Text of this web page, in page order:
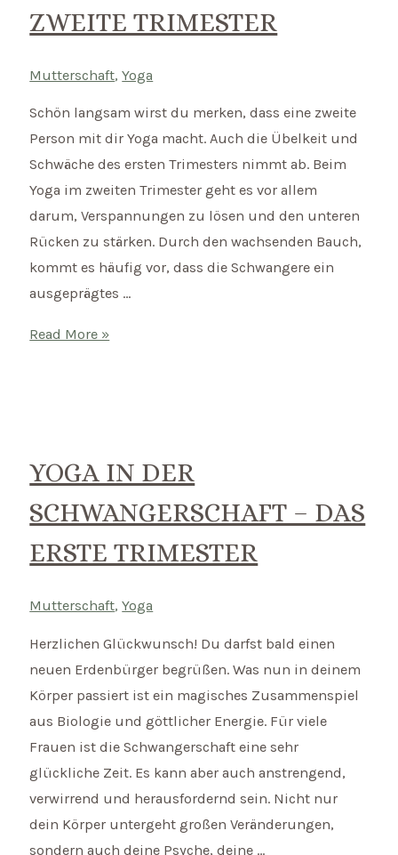
ZWEITE TRIMESTER
Mutterschaft,Yoga
Schön langsam wirst du merken, dass eine zweite
Person mit dir Yoga macht. Auch die Übelkeit und
Schwäche des ersten Trimesters nimmt ab. Beim
Yoga im zweiten Trimester geht es vor allem
darum, Verspannungen zu lösen und den unteren
Rücken zu stärken. Durch den wachsenden Bauch,
kommt es häufig vor, dass die Schwangere ein
ausgeprägtes …
Yoga
das
zweite
Trimester
Read More »
YOGA IN DER
SCHWANGERSCHAFT – DAS
ERSTE TRIMESTER
Mutterschaft,Yoga
Herzlichen Glückwunsch! Du darfst bald einen
neuen Erdenbürger begrüßen. Was nun in deinem
Körper passiert ist ein magisches Zusammenspiel
aus Biologie und göttlicher Energie. Für viele
Frauen ist die Schwangerschaft eine sehr
glückliche Zeit. Es kann aber auch anstrengend,
verwirrend und herausfordernd sein. Nicht nur
dein Körper untergeht großen Veränderungen,
sondern auch deine Psyche, deine …